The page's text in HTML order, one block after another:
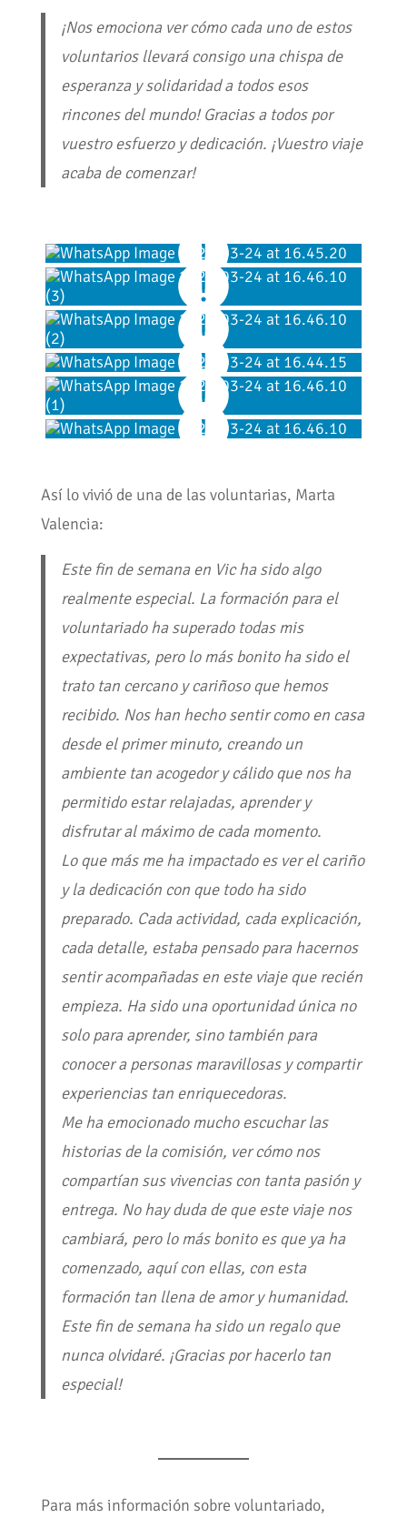
¡Nos emociona ver cómo cada uno de estos
voluntarios llevará consigo una chispa de
esperanza y solidaridad a todos esos
rincones del mundo! Gracias a todos por
vuestro esfuerzo y dedicación. ¡Vuestro viaje
acaba de comenzar!
Así lo vivió de una de las voluntarias, Marta
Valencia:
Este fin de semana en Vic ha sido algo
realmente especial. La formación para el
voluntariado ha superado todas mis
expectativas, pero lo más bonito ha sido el
trato tan cercano y cariñoso que hemos
recibido. Nos han hecho sentir como en casa
desde el primer minuto, creando un
ambiente tan acogedor y cálido que nos ha
permitido estar relajadas, aprender y
disfrutar al máximo de cada momento.
Lo que más me ha impactado es ver el cariño
y la dedicación con que todo ha sido
preparado. Cada actividad, cada explicación,
cada detalle, estaba pensado para hacernos
sentir acompañadas en este viaje que recién
empieza. Ha sido una oportunidad única no
solo para aprender, sino también para
conocer a personas maravillosas y compartir
experiencias tan enriquecedoras.
Me ha emocionado mucho escuchar las
historias de la comisión, ver cómo nos
compartían sus vivencias con tanta pasión y
entrega. No hay duda de que este viaje nos
cambiará, pero lo más bonito es que ya ha
comenzado, aquí con ellas, con esta
formación tan llena de amor y humanidad.
Este fin de semana ha sido un regalo que
nunca olvidaré. ¡Gracias por hacerlo tan
especial!
Para más información sobre voluntariado,